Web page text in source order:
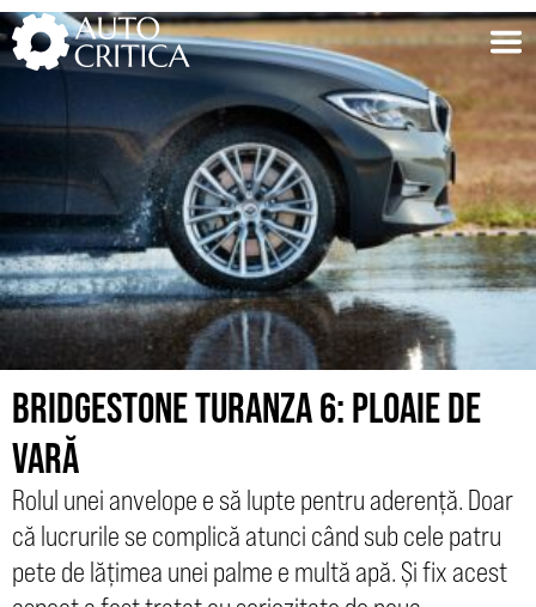
Skip
to
content
BRIDGESTONE TURANZA 6: PLOAIE DE
VARĂ
Rolul unei anvelope e să lupte pentru aderență. Doar
că lucrurile se complică atunci când sub cele patru
pete de lățimea unei palme e multă apă. Și fix acest